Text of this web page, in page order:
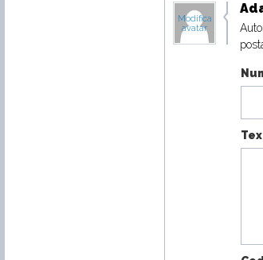
Modifica
avatar